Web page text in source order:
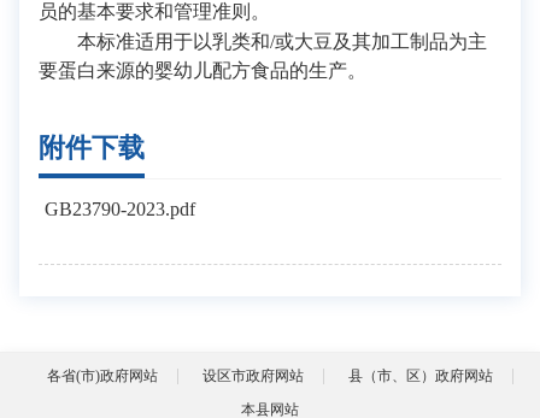
员的基本要求和管理准则。
本标准适用于以乳类和/或大豆及其加工制品为主
要蛋白来源的婴幼儿配方食品的生产。
附件下载
GB23790-2023.pdf
各省(市)政府网站 设区市政府网站
县（市、区）政府网站
本县网站